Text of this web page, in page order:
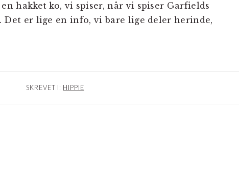
hakket ko, vi spiser, når vi spiser Garfields
er lige en info, vi bare lige deler herinde,
SKREVET I: HIPPIE